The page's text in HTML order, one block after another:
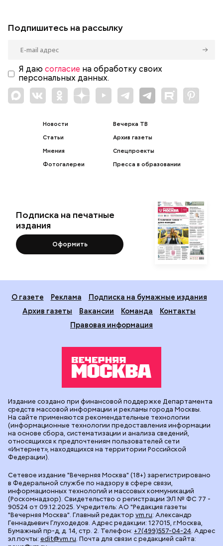
Подпишитесь на рассылку
Я даю согласие на обработку своих
персональных данных.
Новости
Статьи
Мнения
Фотогалереи
Вечерка ТВ
Архив газеты
Спецпроекты
Пресса в образовании
Подписка на печатные
издания
Оформить
О газете Реклама
Подписка на бумажные издания
Архив газеты
Вакансии Команда
Контакты
Правовая информация
Сетевое издание "Вечерняя Москва" (18+) зарегистрировано
в Федеральной службе по надзору в сфере связи,
информационных технологий и массовых коммуникаций
(Роскомнадзор). Свидетельство о регистрации ЭЛ № ФС 77 -
90524 от 09.12.2025. Учредитель: АО "Редакция газеты
"Вечерняя Москва". Главный редактор vm.ru: Александр
Геннадьевич Глуходедов. Адрес редакции: 127015, г.Москва,
Бумажный пр-д, д. 14, стр. 2. Телефон: +7(499)557-04-24. Адрес
эл.почты: edit@vm.ru. Почта для связи с редакцией сайта:
Издание создано при финансовой поддержке Департамента
средств массовой информации и рекламы города Москвы.
На сайте применяются рекомендательные технологии
(информационные технологии предоставления информации
на основе сбора, систематизации и анализа сведений,
относящихся к предпочтениям пользователей сети
«Интернет», находящихся на территории Российской
Федерации).